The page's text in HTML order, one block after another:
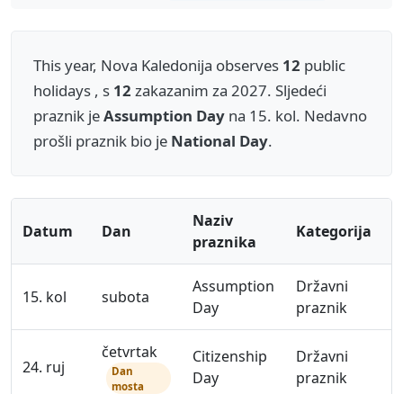
This year, Nova Kaledonija observes 12 public
holidays , s 12 zakazanim za 2027. Sljedeći
praznik jeAssumption Day na 15. kol. Nedavno
prošli praznik bio je National Day.
Datum Dan
Naziv
praznika
Kategorija
15. kol subota
Assumption
Day
Državni
praznik
24. ruj
četvrtak
Dan
mosta
Citizenship
Day
Državni
praznik